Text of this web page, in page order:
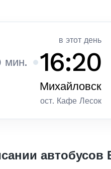
в этот день
мин. 16:20
Михайловск
ост. Кафе Лесок